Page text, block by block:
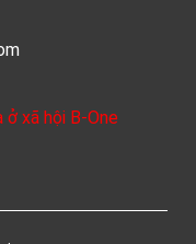
ở xã hội B-One